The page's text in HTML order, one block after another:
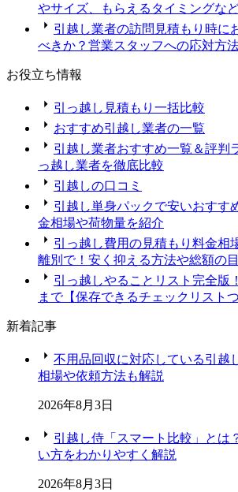
やサイズ、もらえるタイミングな
引越し業者の訪問見積もり時に
べきか？営業スタッフへの応対方
お役立ち情報
引っ越し見積もり一括比較
おすすめ引越し業者の一覧
引越し業者おすすめ一覧＆評判
っ越し業者を徹底比較
引越しの口コミ
引越し単身パックで安いおすす
金相場や荷物量を紹介
引っ越し費用の見積もり料金相
離別で！安く抑える方法や総額の
引っ越しやることリスト完全版
まで【保存できるチェックリストつ
新着記事
不用品回収に対応している引越
相場や依頼方法も解説
2026年8月3日
引越し侍「スマート比較」とは
い方をわかりやすく解説
2026年8月3日